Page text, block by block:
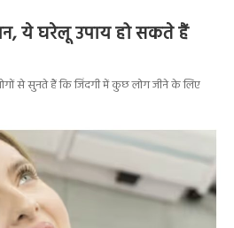
ये घरेलू उपाय हो सकते हैं
से सुनते हैं कि जिंदगी में कुछ लोग जीने के लिए